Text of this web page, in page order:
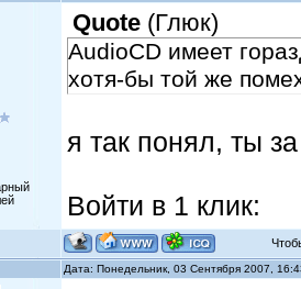
Quote(Глюк)
AudioCD имеет
хотя-бы той же
я так понял, ты
Войти в 1 клик:
Дата: Понедельник, 03 Сентября 2007,